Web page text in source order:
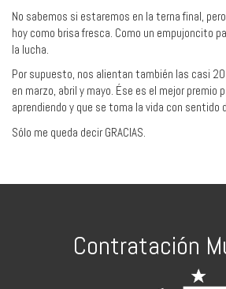
No sabemos si estaremos en la terna final,
hoy como brisa fresca. Como un empujoncito
la lucha.
Por supuesto, nos alientan también las casi
en marzo, abril y mayo. Ése es el mejor premio
aprendiendo y que se toma la vida con sentido
Sólo me queda decir GRACIAS.
Contratación